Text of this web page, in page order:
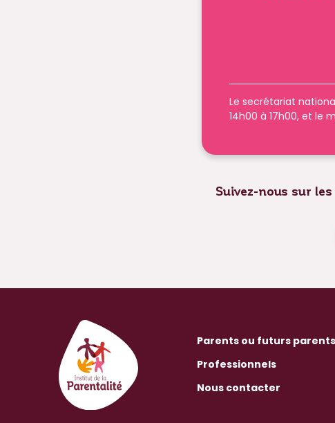
Le secrétariat
14h00 à 17h00, et le
Suivez-nous sur
Parents ou futurs parents
Professionnels
Nous contacter